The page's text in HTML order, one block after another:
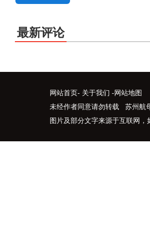
最新评论
网站首页- 关于我们 -网站地图
未经作者同意请勿转载 苏州航
图片及部分文字来源于互联网